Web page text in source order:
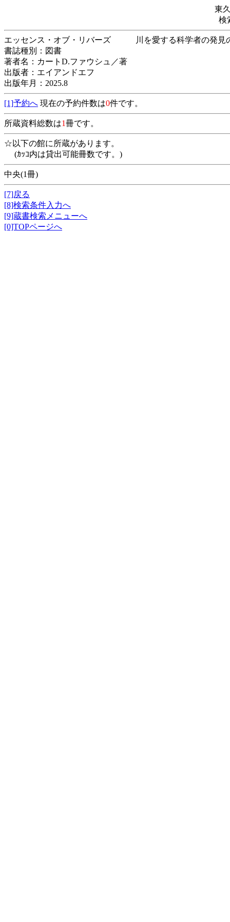
東
検
エッセンス・オブ・リバーズ 川を愛する科
書誌種別：図書
著者名：カートD.ファウシュ／著
出版者：エイアンドエフ
出版年月：2025.8
[1]予約へ 現在の予約件数は0件です。
所蔵資料総数は1冊です。
☆以下の館に所蔵があります。
(ｶｯｺ内は貸出可能冊数です。)
中央(1冊)
[7]戻る
[8]検索条件入力へ
[9]蔵書検索メニューへ
[0]TOPページへ